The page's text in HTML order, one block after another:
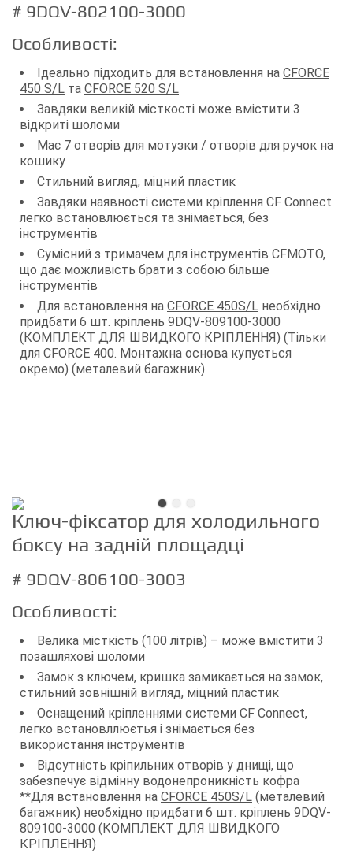
# 9DQV-802100-3000
Особливості:
Ідеально підходить для встановлення на CFORCE
450 S/L та CFORCE 520 S/L
Завдяки великій місткості може вмістити 3
відкриті шоломи
Має 7 отворів для мотузки / отворів для ручок на
кошику
Стильний вигляд, міцний пластик
Завдяки наявності системи кріплення CF Connect
легко встановлюється та знімається, без
інструментів
Сумісний з тримачем для інструментів CFMOTO,
що дає можливість брати з собою більше
інструментів
Для встановлення на CFORCE 450S/L необхідно
придбати 6 шт. кріплень 9DQV-809100-3000
(КОМПЛЕКТ ДЛЯ ШВИДКОГО КРІПЛЕННЯ) (Тільки
для CFORCE 400. Монтажна основа купується
окремо) (металевий багажник)
Ключ-фіксатор для холодильного
боксу на задній площадці
# 9DQV-806100-3003
Особливості:
Велика місткість (100 літрів) – може вмістити 3
позашляхові шоломи
Замок з ключем, кришка замикається на замок,
стильний зовнішній вигляд, міцний пластик
Оснащений кріпленнями системи CF Connect,
легко встановллюєтья і знімається без
використання інструментів
Відсутність кріпильних отворів у днищі, що
забезпечує відмінну водонепроникність кофра
**Для встановлення на CFORCE 450S/L (металевий
багажник) необхідно придбати 6 шт. кріплень 9DQV-
809100-3000 (КОМПЛЕКТ ДЛЯ ШВИДКОГО
КРІПЛЕННЯ)